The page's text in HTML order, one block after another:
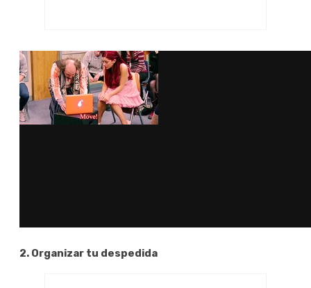
2. Organizar tu despedida